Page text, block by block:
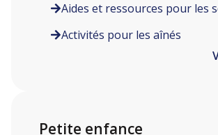
Aides et ressources pour les
Activités pour les aînés
Petite enfance